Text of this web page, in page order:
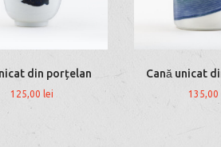
din porțelan
125,00 lei
Cană unicat
135,00